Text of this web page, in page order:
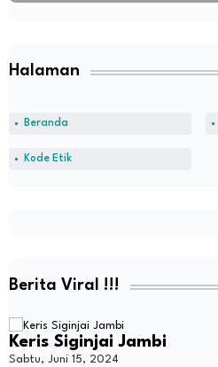
Halaman
Beranda
Kode Etik
Berita Viral !!!
Keris Siginjai Jambi
Sabtu, Juni 15, 2024